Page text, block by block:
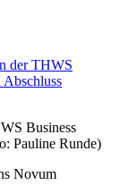
Business
Pauline Runde)
Novum